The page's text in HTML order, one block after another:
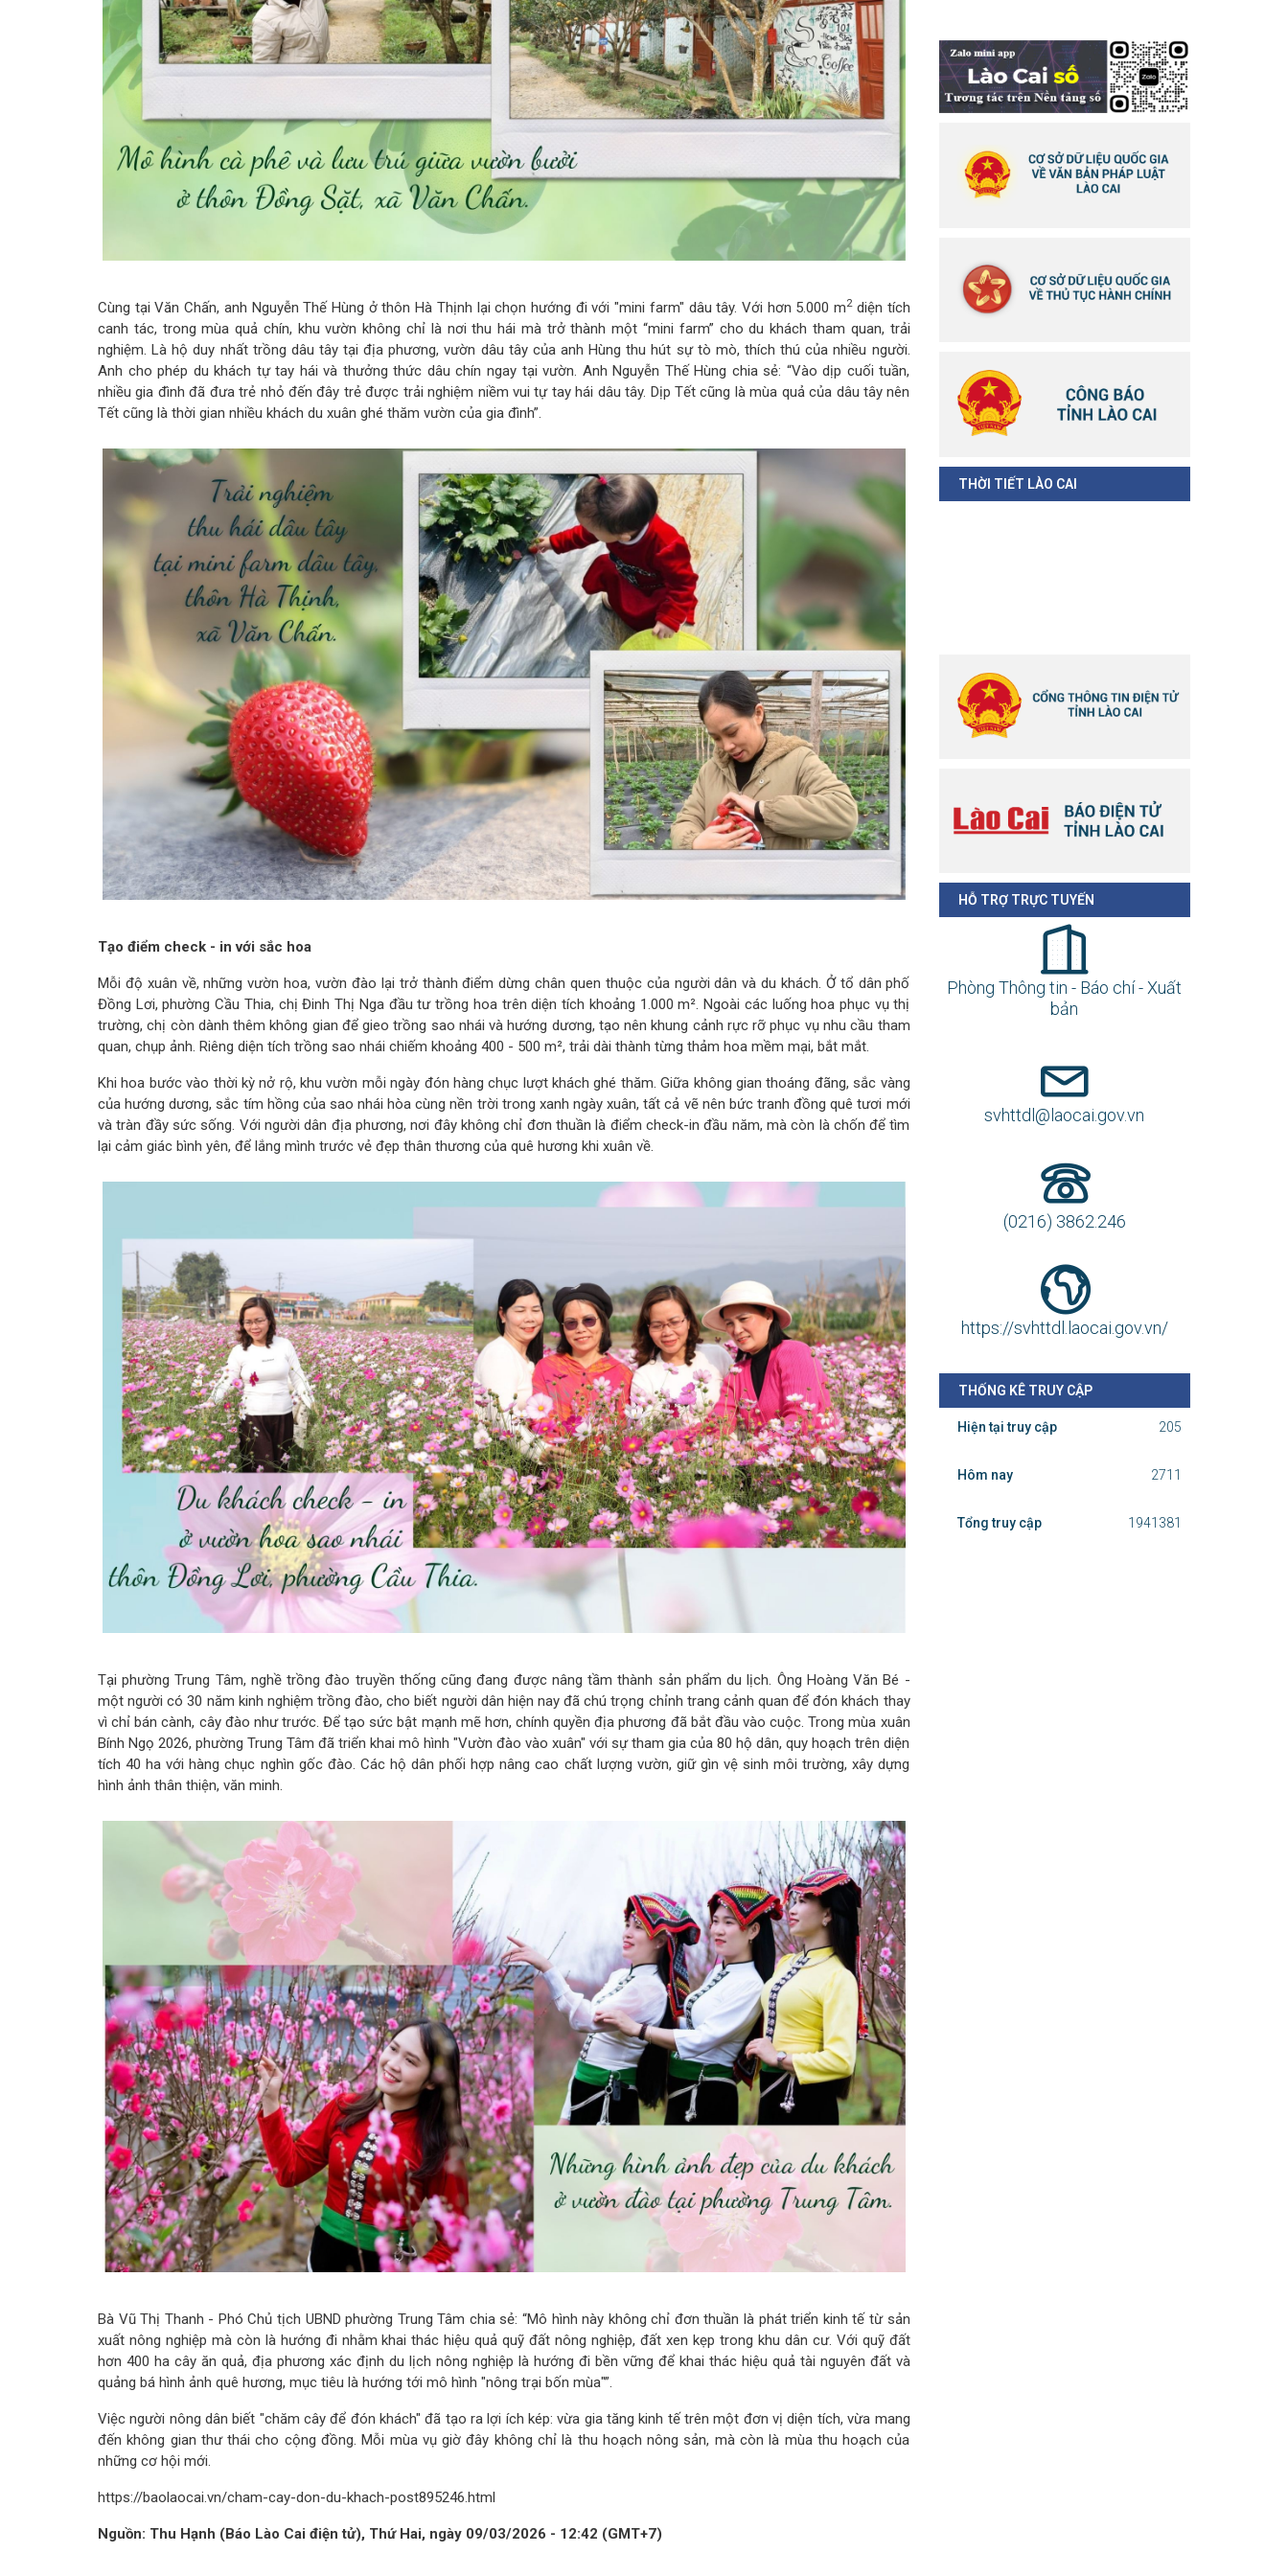
Cùng tại Văn Chấn, anh Nguyễn Thế Hùng ở thôn Hà Thịnh lại chọn hướng đi với "mini farm" dâu tây. Với hơn 5.000 m2diện tích
canh tác, trong mùa quả chín, khu vườn không chỉ là nơi thu hái mà trở thành một “mini farm” cho du khách tham quan, trải
nghiệm. Là hộ duy nhất trồng dâu tây tại địa phương, vườn dâu tây của anh Hùng thu hút sự tò mò, thích thú của nhiều người.
Anh cho phép du khách tự tay hái và thưởng thức dâu chín ngay tại vườn. Anh Nguyễn Thế Hùng chia sẻ: “Vào dịp cuối tuần,
nhiều gia đình đã đưa trẻ nhỏ đến đây trẻ được trải nghiệm niềm vui tự tay hái dâu tây. Dịp Tết cũng là mùa quả của dâu tây nên
Tết cũng là thời gian nhiều khách du xuân ghé thăm vườn của gia đình”.
Tạo điểm check - in với sắc hoa
Mỗi độ xuân về, những vườn hoa, vườn đào lại trở thành điểm dừng chân quen thuộc của người dân và du khách. Ở tổ dân phố
Đồng Lơi, phường Cầu Thia, chị Đinh Thị Nga đầu tư trồng hoa trên diện tích khoảng 1.000 m². Ngoài các luống hoa phục vụ thị
trường, chị còn dành thêm không gian để gieo trồng sao nhái và hướng dương, tạo nên khung cảnh rực rỡ phục vụ nhu cầu tham
quan, chụp ảnh. Riêng diện tích trồng sao nhái chiếm khoảng 400 - 500 m², trải dài thành từng thảm hoa mềm mại, bắt mắt.
Khi hoa bước vào thời kỳ nở rộ, khu vườn mỗi ngày đón hàng chục lượt khách ghé thăm. Giữa không gian thoáng đãng, sắc vàng
của hướng dương, sắc tím hồng của sao nhái hòa cùng nền trời trong xanh ngày xuân, tất cả vẽ nên bức tranh đồng quê tươi mới
và tràn đầy sức sống. Với người dân địa phương, nơi đây không chỉ đơn thuần là điểm check-in đầu năm, mà còn là chốn để tìm
lại cảm giác bình yên, để lắng mình trước vẻ đẹp thân thương của quê hương khi xuân về.
Tại phường Trung Tâm, nghề trồng đào truyền thống cũng đang được nâng tầm thành sản phẩm du lịch. Ông Hoàng Văn Bé -
một người có 30 năm kinh nghiệm trồng đào, cho biết người dân hiện nay đã chú trọng chỉnh trang cảnh quan để đón khách thay
vì chỉ bán cành, cây đào như trước. Để tạo sức bật mạnh mẽ hơn, chính quyền địa phương đã bắt đầu vào cuộc. Trong mùa xuân
Bính Ngọ 2026, phường Trung Tâm đã triển khai mô hình "Vườn đào vào xuân" với sự tham gia của 80 hộ dân, quy hoạch trên diện
tích 40 ha với hàng chục nghìn gốc đào. Các hộ dân phối hợp nâng cao chất lượng vườn, giữ gìn vệ sinh môi trường, xây dựng
hình ảnh thân thiện, văn minh.
Bà Vũ Thị Thanh - Phó Chủ tịch UBND phường Trung Tâm chia sẻ: “Mô hình này không chỉ đơn thuần là phát triển kinh tế từ sản
xuất nông nghiệp mà còn là hướng đi nhằm khai thác hiệu quả quỹ đất nông nghiệp, đất xen kẹp trong khu dân cư. Với quỹ đất
hơn 400 ha cây ăn quả, địa phương xác định du lịch nông nghiệp là hướng đi bền vững để khai thác hiệu quả tài nguyên đất và
quảng bá hình ảnh quê hương, mục tiêu là hướng tới mô hình "nông trại bốn mùa"”.
Việc người nông dân biết "chăm cây để đón khách" đã tạo ra lợi ích kép: vừa gia tăng kinh tế trên một đơn vị diện tích, vừa mang
đến không gian thư thái cho cộng đồng. Mỗi mùa vụ giờ đây không chỉ là thu hoạch nông sản, mà còn là mùa thu hoạch của
những cơ hội mới.
https://baolaocai.vn/cham-cay-don-du-khach-post895246.html
Nguồn: Thu Hạnh (Báo Lào Cai điện tử), Thứ Hai, ngày 09/03/2026 - 12:42 (GMT+7)
THỜI TIẾT LÀO CAI
HỖ TRỢ TRỰC TUYẾN
Phòng Thông tin - Báo chí - Xuất
bản
svhttdl@laocai.gov.vn
(0216) 3862.246
https://svhttdl.laocai.gov.vn/
THỐNG KÊ TRUY CẬP
Hiện tại truy cập 205
Hôm nay 2711
Tổng truy cập 1941381